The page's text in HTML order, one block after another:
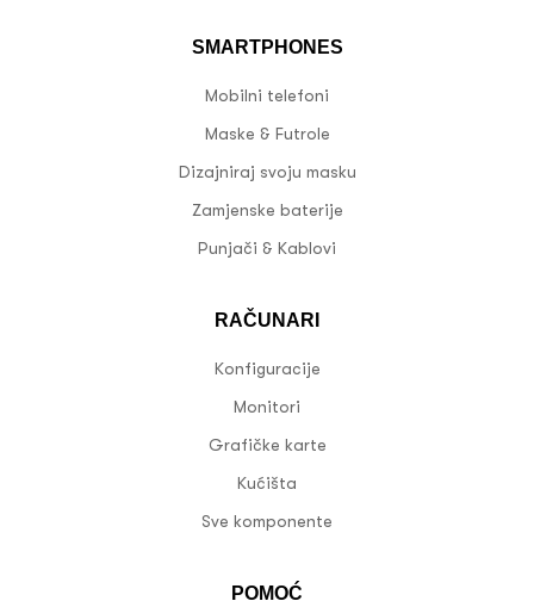
SMARTPHONES
Mobilni telefoni
Maske & Futrole
Dizajniraj svoju masku
Zamjenske baterije
Punjači & Kablovi
RAČUNARI
Konfiguracije
Monitori
Grafičke karte
Kućišta
Sve komponente
POMOĆ